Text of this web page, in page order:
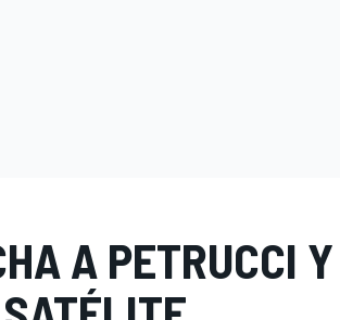
A PETRUCCI